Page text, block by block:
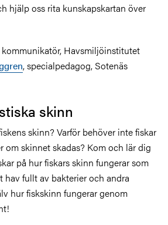
hjälp oss rita kunskapskartan över
kommunikatör, Havsmiljöinstitutet
, specialpedagog, Sotenäs
skinn
skinn? Varför behöver inte fiskar
om skinnet skadas? Kom och lär dig
på hur fiskars skinn fungerar som
hav fullt av bakterier och andra
hur fiskskinn fungerar genom